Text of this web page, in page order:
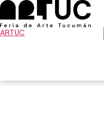
ARTUC